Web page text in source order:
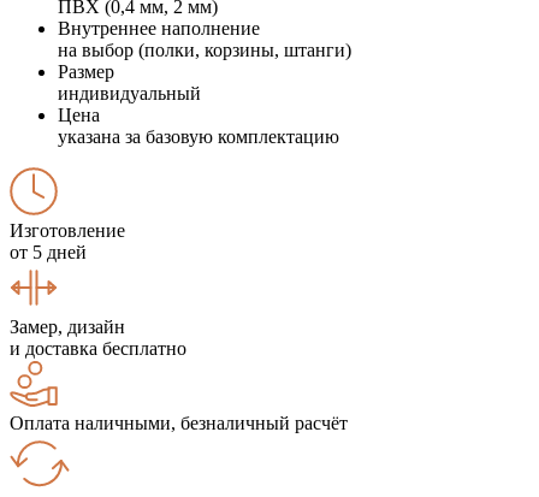
ПВХ (0,4 мм, 2 мм)
Внутреннее наполнение
на выбор (полки, корзины, штанги)
Размер
индивидуальный
Цена
указана за базовую комплектацию
Изготовление
от 5 дней
Замер, дизайн
и доставка бесплатно
Оплата наличными, безналичный расчёт